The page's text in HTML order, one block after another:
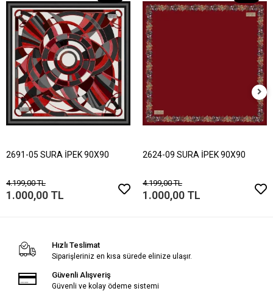
2691-05 SURA İPEK 90X90
4.199,00 TL
1.000,00 TL
2624-09 SURA İPEK 90X90
4.199,00 TL
1.000,00 TL
Hızlı Teslimat
Siparişleriniz en kısa sürede elinize ulaşır.
Güvenli Alışveriş
Güvenli ve kolay ödeme sistemi